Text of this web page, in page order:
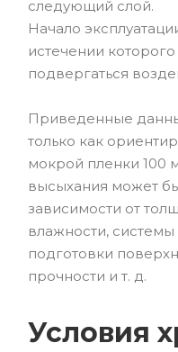
следующий слой.
Начало
истечении
подвергаться
Приведенные
только как
мокрой пленки 100
высыхания может
зависимости от
влажности,
подготовки
прочности и т. д.
Условия